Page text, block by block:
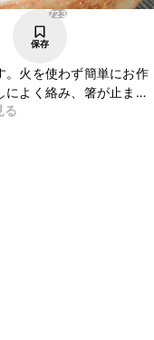
723
保存
。火を使わず簡単にお作
によく絡み、箸が止まら
つまみにもぴったりで
る